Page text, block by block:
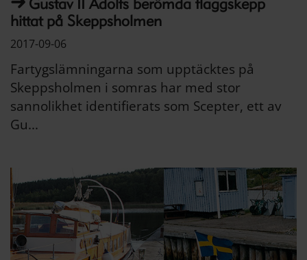
hittat på Skeppsholmen
2017-09-06
Fartygslämningarna som upptäcktes på
Skeppsholmen i somras har med stor
sannolikhet identifierats som Scepter, ett av
Gu...